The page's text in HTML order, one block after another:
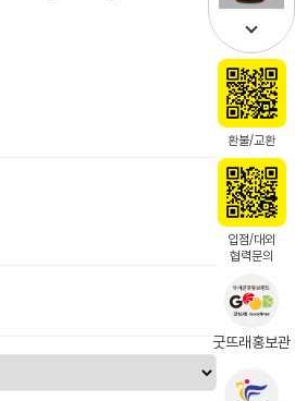
환불/교환
입점/대외
협력문의
굿뜨래홍보관